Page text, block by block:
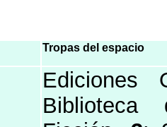
Tropas del espacio
Ediciones
Biblioteca